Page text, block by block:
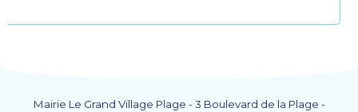
Mairie Le Grand Village Plage - 3 Boulevard de la Plage -